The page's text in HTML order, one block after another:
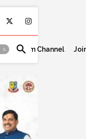
Telegram Channel